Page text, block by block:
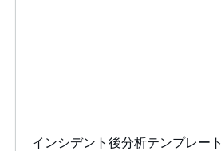
インシデント後分析テンプレート